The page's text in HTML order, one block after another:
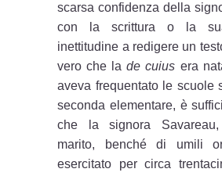
scarsa confidenza della
con la scrittura o la
inettitudine a redigere un
vero che lade cuius era
aveva frequentato le scuole
seconda elementare, è
che la signora
marito, benché di umili
esercitato per circa